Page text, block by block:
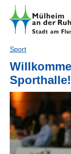
Sport
Sporthalle!